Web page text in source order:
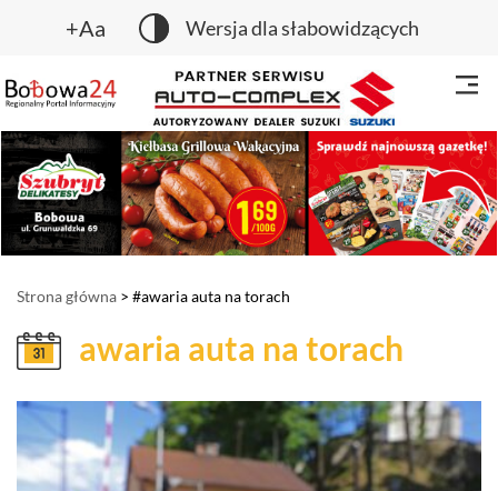
+Aa Wersja dla słabowidzących
Strona główna > #awaria auta na torach
awaria auta na torach